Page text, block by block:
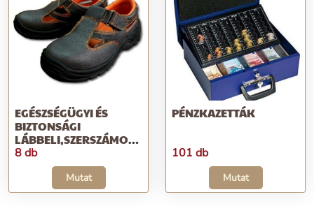
EGÉSZSÉGÜGYI ÉS
BIZTONSÁGI
LÁBBELI,SZERSZÁMOK
ÉS GÉPEK
8 db
Mutat
PÉNZKAZETTÁK
101 db
Mutat